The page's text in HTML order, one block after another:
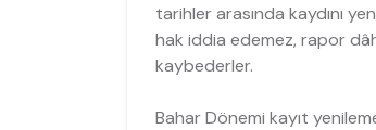
tarihler arasında kaydını
hak iddia edemez, rapor
kaybederler.
Bahar Dönemi kayıt